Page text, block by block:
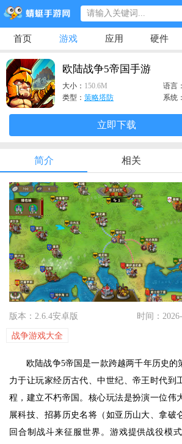
首页 游戏 应用 硬件
专题
欧陆战争5帝国手游
大小： 150.6M 语言：
类型： 策略塔防 系统：
立即下载
简介 相关
版本：2.6.4安卓版 时间：
战争游戏大全
欧陆战争5帝国是一款跨越两千年历史的
力于让玩家经历古代、中世纪、帝王时代到
程，建立不朽帝国。核心玩法是扮演一位伟
展科技、招募历史名将（如亚历山大、拿破
回合制战斗来征服世界。游戏提供战役模